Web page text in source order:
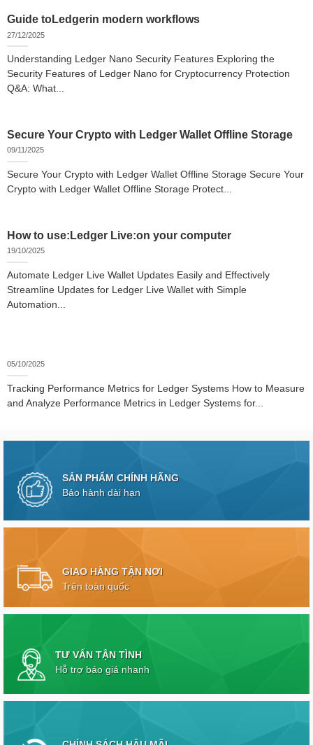
Guide toLedgerin modern workflows
27/12/2025
Understanding Ledger Nano Security Features Exploring the
Security Features of Ledger Nano for Cryptocurrency Protection
Q&A: What...
Secure Your Crypto with Ledger Wallet Offline Storage
09/11/2025
Secure Your Crypto with Ledger Wallet Offline Storage Secure Your
Crypto with Ledger Wallet Offline Storage Protect...
How to use:Ledger Live:on your computer
19/10/2025
Automate Ledger Live Wallet Updates Easily and Effectively
Streamline Updates for Ledger Live Wallet with Simple
Automation...
05/10/2025
Tracking Performance Metrics for Ledger Systems How to Measure
and Analyze Performance Metrics in Ledger Systems for...
SẢN PHẨM CHÍNH HÃNG
Bảo hành dài hạn
GIAO HÀNG TẬN NƠI
Trên toàn quốc
TƯ VẤN TẬN TÌNH
Hỗ trợ báo giá nhanh